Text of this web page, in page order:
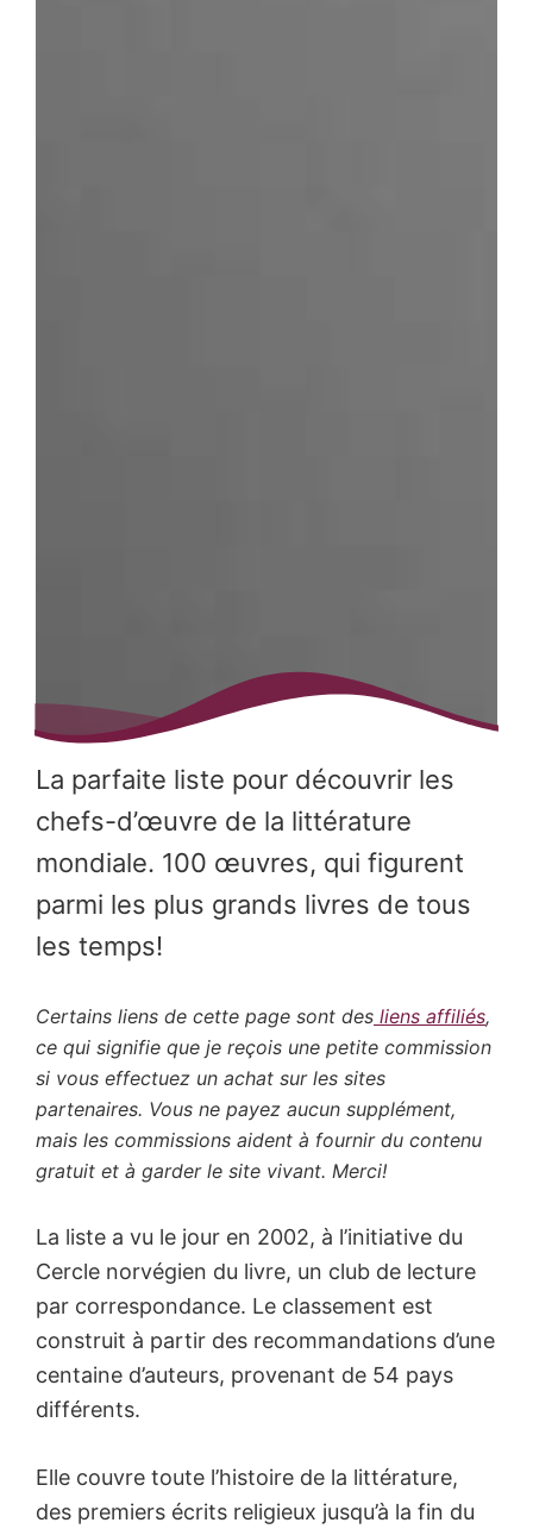
La parfaite liste pour découvrir les
chefs-d’œuvre de la littérature
mondiale. 100 œuvres, qui figurent
parmi les plus grands livres de tous
les temps!
Certains liens de cette page sont des liens affiliés,
ce qui signifie que je reçois une petite commission
si vous effectuez un achat sur les sites
partenaires. Vous ne payez aucun supplément,
mais les commissions aident à fournir du contenu
gratuit et à garder le site vivant. Merci!
La liste a vu le jour en 2002, à l’initiative du
Cercle norvégien du livre, un club de lecture
par correspondance. Le classement est
construit à partir des recommandations d’une
centaine d’auteurs, provenant de 54 pays
différents.
Elle couvre toute l’histoire de la littérature,
des premiers écrits religieux jusqu’à la fin du